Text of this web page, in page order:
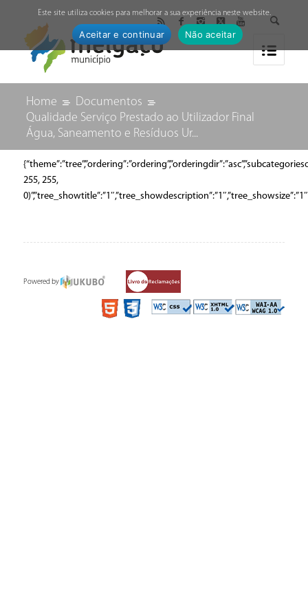
Home
Documentos
Qualidade Serviço Prestado ao Utilizador Final
Água, Saneamento e Resíduos Ur...
255, 255,
Powered by
Este site utiliza cookies para melhorar a sua experiência neste website.
Aceitar e continuar Não aceitar